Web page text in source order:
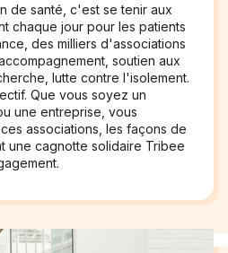
de santé, c'est se tenir aux
chaque jour pour les patients
des milliers d'associations
soutien aux
lutte contre l'isolement.
Que vous soyez un
une entreprise, vous
associations, les façons de
une cagnotte solidaire Tribee